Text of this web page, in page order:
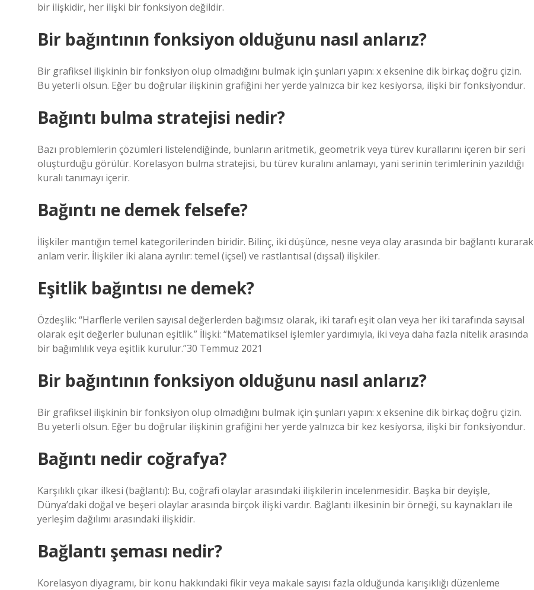
bir ilişkidir, her ilişki bir fonksiyon değildir.
Bir bağıntının fonksiyon olduğunu nasıl anlarız?
Bir grafiksel ilişkinin bir fonksiyon olup olmadığını bulmak için şunları yapın: x eksenine dik birkaç doğru çizin.
Bu yeterli olsun. Eğer bu doğrular ilişkinin grafiğini her yerde yalnızca bir kez kesiyorsa, ilişki bir fonksiyondur.
Bağıntı bulma stratejisi nedir?
Bazı problemlerin çözümleri listelendiğinde, bunların aritmetik, geometrik veya türev kurallarını içeren bir seri
oluşturduğu görülür. Korelasyon bulma stratejisi, bu türev kuralını anlamayı, yani serinin terimlerinin yazıldığı
kuralı tanımayı içerir.
Bağıntı ne demek felsefe?
İlişkiler mantığın temel kategorilerinden biridir. Bilinç, iki düşünce, nesne veya olay arasında bir bağlantı kurarak
anlam verir. İlişkiler iki alana ayrılır: temel (içsel) ve rastlantısal (dışsal) ilişkiler.
Eşitlik bağıntısı ne demek?
Özdeşlik: “Harflerle verilen sayısal değerlerden bağımsız olarak, iki tarafı eşit olan veya her iki tarafında sayısal
olarak eşit değerler bulunan eşitlik.” İlişki: “Matematiksel işlemler yardımıyla, iki veya daha fazla nitelik arasında
bir bağımlılık veya eşitlik kurulur.”30 Temmuz 2021
Bir bağıntının fonksiyon olduğunu nasıl anlarız?
Bir grafiksel ilişkinin bir fonksiyon olup olmadığını bulmak için şunları yapın: x eksenine dik birkaç doğru çizin.
Bu yeterli olsun. Eğer bu doğrular ilişkinin grafiğini her yerde yalnızca bir kez kesiyorsa, ilişki bir fonksiyondur.
Bağıntı nedir coğrafya?
Karşılıklı çıkar ilkesi (bağlantı): Bu, coğrafi olaylar arasındaki ilişkilerin incelenmesidir. Başka bir deyişle,
Dünya’daki doğal ve beşeri olaylar arasında birçok ilişki vardır. Bağlantı ilkesinin bir örneği, su kaynakları ile
yerleşim dağılımı arasındaki ilişkidir.
Bağlantı şeması nedir?
Korelasyon diyagramı, bir konu hakkındaki fikir veya makale sayısı fazla olduğunda karışıklığı düzenleme